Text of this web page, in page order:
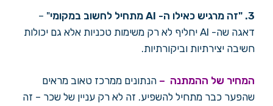
3. " זה מרגיש כאילו ה- AI מתחיל לחשוב במקומי" –
דאגה שה- AI יחליף לא רק משימות טכניות אלא גם יכולות
חשיבה יצירתיות וביקורתיות.
המחיר של ההמתנה – הנתונים ממרכז טאוב מראים
שהפער כבר מתחיל להשפיע. זה לא רק עניין של שכר – זה